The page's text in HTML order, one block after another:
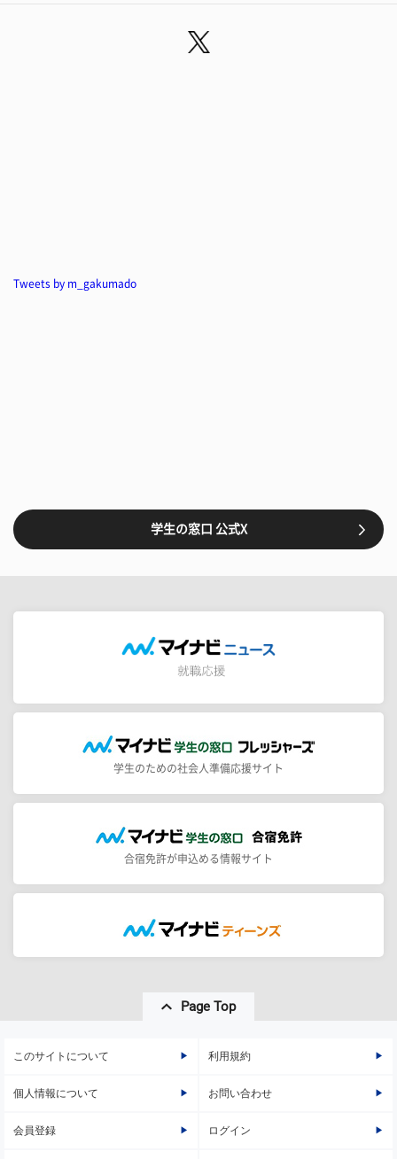
Tweets by m_gakumado
学生の窓口 公式X
学生のための社会人準備応援サイト
合宿免許が申込める情報サイト
Page Top
このサイトについて 利用規約
個人情報について お問い合わせ
会員登録 ログイン